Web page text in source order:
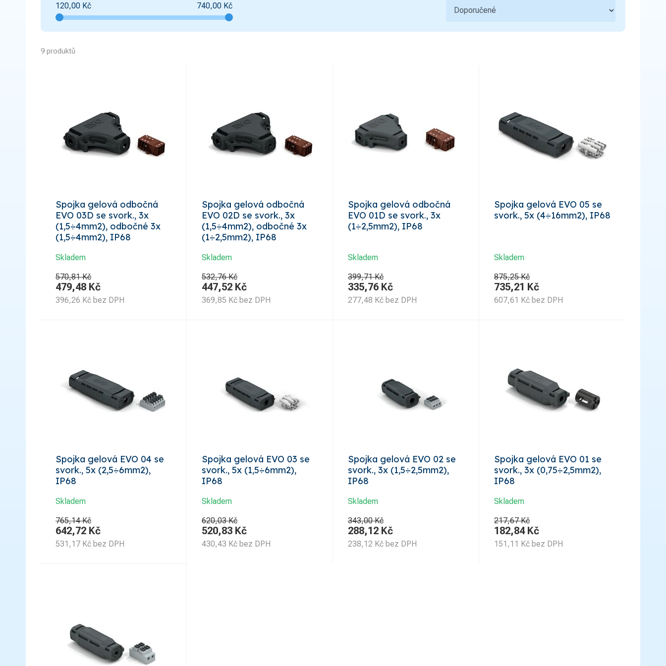
120,00 Kč 740,00 Kč
9 produktů
Spojka gelová odbočná
EVO 03D se svork., 3x
(1,5÷4mm2), odbočné 3x
(1,5÷4mm2), IP68
Skladem
570,81 Kč
479,48 Kč
396,26 Kč bez DPH
Spojka gelová odbočná
EVO 02D se svork., 3x
(1,5÷4mm2), odbočné 3x
(1÷2,5mm2), IP68
Skladem
532,76 Kč
447,52 Kč
369,85 Kč bez DPH
Spojka gelová odbočná
EVO 01D se svork., 3x
(1÷2,5mm2), IP68
Skladem
399,71 Kč
335,76 Kč
277,48 Kč bez DPH
Spojka gelová EVO 05 se
svork., 5x (4÷16mm2), IP68
Skladem
875,25 Kč
735,21 Kč
607,61 Kč bez DPH
Spojka gelová EVO 04 se
svork., 5x (2,5÷6mm2),
IP68
Skladem
765,14 Kč
642,72 Kč
531,17 Kč bez DPH
Spojka gelová EVO 03 se
svork., 5x (1,5÷6mm2),
IP68
Skladem
620,03 Kč
520,83 Kč
430,43 Kč bez DPH
Spojka gelová EVO 02 se
svork., 3x (1,5÷2,5mm2),
IP68
Skladem
343,00 Kč
288,12 Kč
238,12 Kč bez DPH
Spojka gelová EVO 01 se
svork., 3x (0,75÷2,5mm2),
IP68
Skladem
217,67 Kč
182,84Kč
151,11 Kč bez DPH
Kabelové příslušenství
Úložný materiál